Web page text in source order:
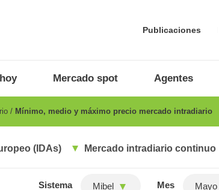
Publicaciones
Mercado spot Agentes
Mínimo, medio y máximo precio mercado intradiario
(IDAs) Mercado intradiario continuo
Sistema Mibel Mes Mayo